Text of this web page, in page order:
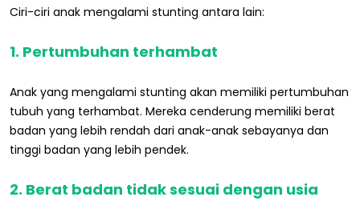
Ciri-ciri anak mengalami stunting antara lain:
1. Pertumbuhan terhambat
Anak yang mengalami stunting akan memiliki pertumbuhan
tubuh yang terhambat. Mereka cenderung memiliki berat
badan yang lebih rendah dari anak-anak sebayanya dan
tinggi badan yang lebih pendek.
2. Berat badan tidak sesuai dengan usia